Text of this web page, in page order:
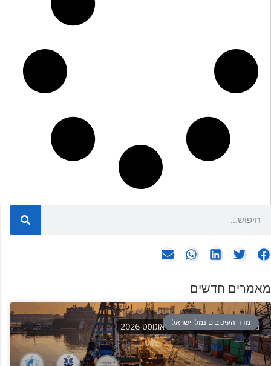
מאמרים חדשים
מדד העיכובים נמלי ישראל